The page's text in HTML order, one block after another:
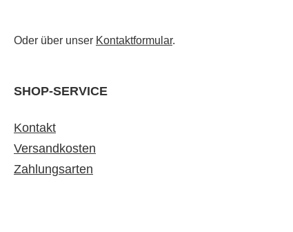
Oder über unser Kontaktformular.
SHOP-SERVICE
Kontakt
Versandkosten
Zahlungsarten